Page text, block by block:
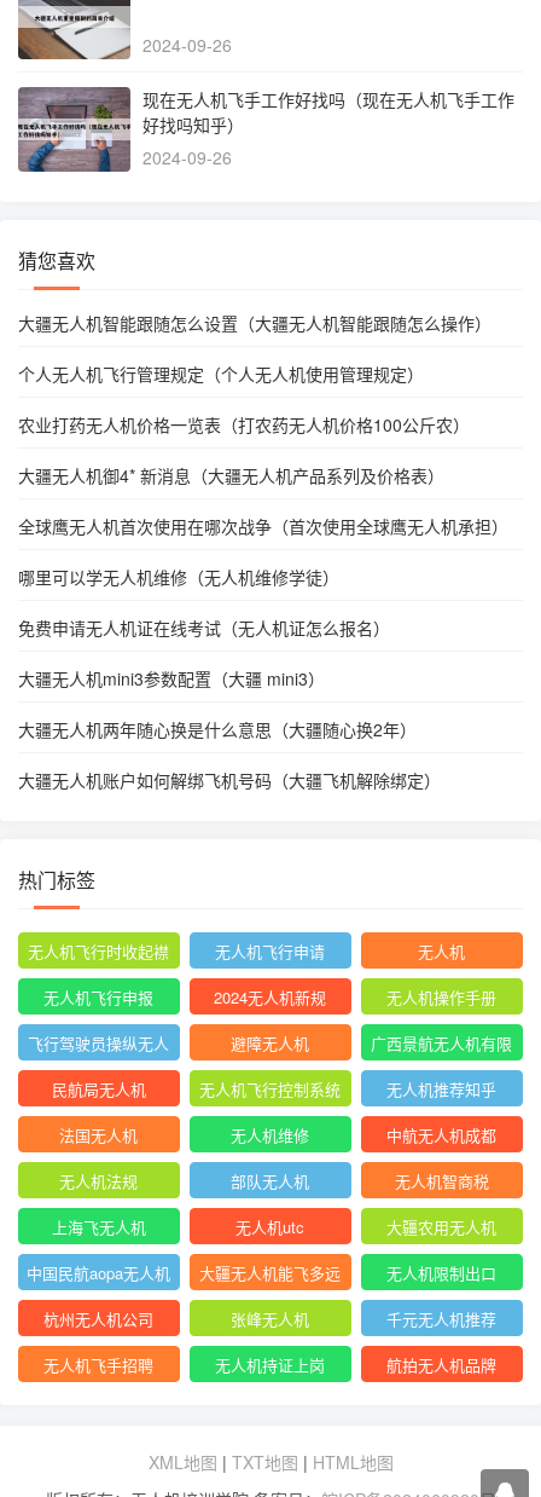
2024-09-26
现在无人机飞手工作好找吗（现在无人机飞手工作
好找吗知乎）
2024-09-26
猜您喜欢
大疆无人机智能跟随怎么设置（大疆无人机智能跟随怎么操作）
个人无人机飞行管理规定（个人无人机使用管理规定）
农业打药无人机价格一览表（打农药无人机价格100公斤农）
大疆无人机御4* 新消息（大疆无人机产品系列及价格表）
全球鹰无人机首次使用在哪次战争（首次使用全球鹰无人机承担）
哪里可以学无人机维修（无人机维修学徒）
免费申请无人机证在线考试（无人机证怎么报名）
大疆无人机mini3参数配置（大疆 mini3）
大疆无人机两年随心换是什么意思（大疆随心换2年）
大疆无人机账户如何解绑飞机号码（大疆飞机解除绑定）
热门标签
无人机飞行时收起襟
翼
无人机飞行申请
无人机
无人机飞行申报
2024无人机新规
无人机操作手册
飞行驾驶员操纵无人
机坡度转弯时
避障无人机
广西景航无人机有限
公司官网首页
民航局无人机
无人机飞行控制系统
中的pid控制器
无人机推荐知乎
法国无人机
无人机维修
中航无人机成都
无人机法规
部队无人机
无人机智商税
上海飞无人机
无人机utc
大疆农用无人机
中国民航aopa无人机
驾驶员合格证
大疆无人机能飞多远
无人机限制出口
杭州无人机公司
张峰无人机
千元无人机推荐
无人机飞手招聘
无人机持证上岗 航拍无人机品牌
XML地图 | TXT地图 | HTML地图